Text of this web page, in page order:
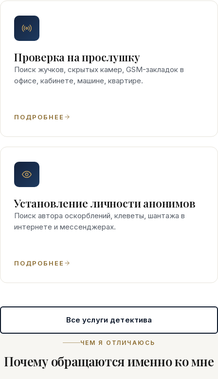
Проверка на прослушку
Поиск жучков, скрытых камер, GSM-закладок в
офисе, кабинете, машине, квартире.
ПОДРОБНЕЕ
Установление личности анонимов
Поиск автора оскорблений, клеветы, шантажа в
интернете и мессенджерах.
ПОДРОБНЕЕ
Все услуги детектива
ЧЕМ Я ОТЛИЧАЮСЬ
Почему обращаются именно ко мне